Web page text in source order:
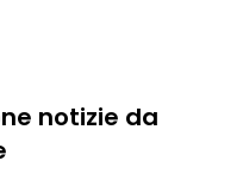
notizie da